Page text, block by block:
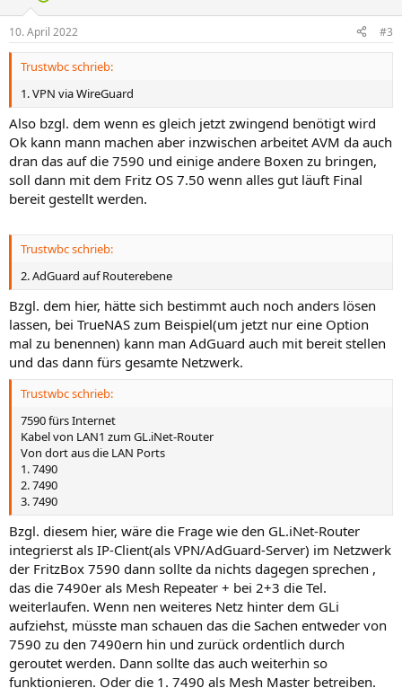
10. April 2022 #3
Trustwbc schrieb:
1. VPN via WireGuard
Also bzgl. dem wenn es gleich jetzt zwingend benötigt wird
Ok kann mann machen aber inzwischen arbeitet AVM da auch
dran das auf die 7590 und einige andere Boxen zu bringen,
soll dann mit dem Fritz OS 7.50 wenn alles gut läuft Final
bereit gestellt werden.
Trustwbc schrieb:
2. AdGuard auf Routerebene
Bzgl. dem hier, hätte sich bestimmt auch noch anders lösen
lassen, bei TrueNAS zum Beispiel(um jetzt nur eine Option
mal zu benennen) kann man AdGuard auch mit bereit stellen
und das dann fürs gesamte Netzwerk.
Trustwbc schrieb:
7590 fürs Internet
Kabel von LAN1 zum GL.iNet-Router
Von dort aus die LAN Ports
1. 7490
2. 7490
3. 7490
Bzgl. diesem hier, wäre die Frage wie den GL.iNet-Router
integrierst als IP-Client(als VPN/AdGuard-Server) im Netzwerk
der FritzBox 7590 dann sollte da nichts dagegen sprechen ,
das die 7490er als Mesh Repeater + bei 2+3 die Tel.
weiterlaufen. Wenn nen weiteres Netz hinter dem GLi
aufziehst, müsste man schauen das die Sachen entweder von
7590 zu den 7490ern hin und zurück ordentlich durch
geroutet werden. Dann sollte das auch weiterhin so
funktionieren. Oder die 1. 7490 als Mesh Master betreiben.